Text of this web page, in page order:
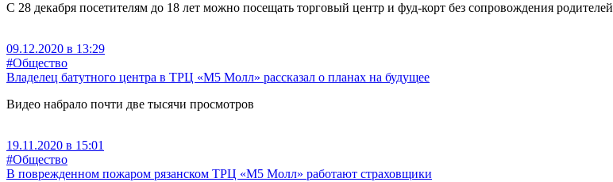
С 28 декабря посетителям до 18 лет можно посещать торговый центр и фуд-корт без сопровождения родителей
09.12.2020 в 13:29
#Общество
Владелец батутного центра в ТРЦ «М5 Молл» рассказал о планах на будущее
Видео набрало почти две тысячи просмотров
19.11.2020 в 15:01
#Общество
В поврежденном пожаром рязанском ТРЦ «М5 Молл» работают страховщики